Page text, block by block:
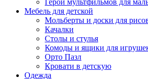
Герои мультфильмов для
Мебель для детской
Мольберты и доски для
Качалки
Столы и стулья
Комоды и ящики для
Орто Пазл
Кровати в детскую
Одежда